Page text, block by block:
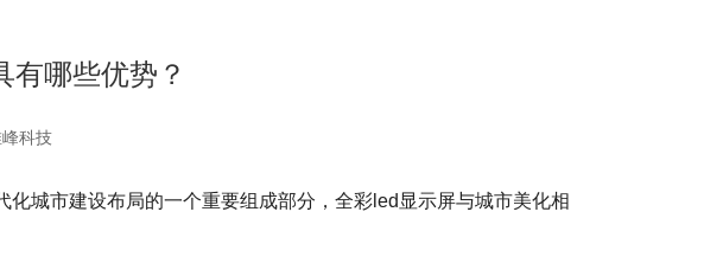
有哪些优势？
科技
城市建设布局的一个重要组成部分，全彩led显示屏与城市美化相